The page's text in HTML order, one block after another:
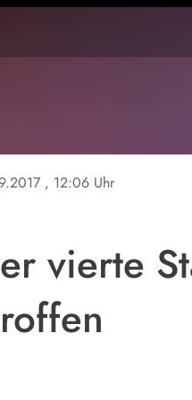
, 12:06 Uhr
vierte